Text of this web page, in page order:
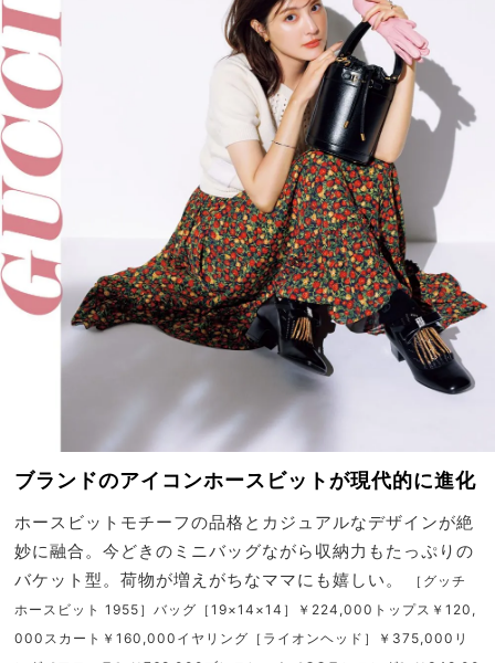
ブランドのアイコンホースビットが現代的に進化
ホースビットモチーフの品格とカジュアルなデザインが絶
妙に融合。今どきのミニバッグながら収納力もたっぷりの
バケット型。荷物が増えがちなママにも嬉しい。
［グッチ
ホースビット 1955］バッグ［19×14×14］￥224,000トップス￥120,
000スカート￥160,000イヤリング［ライオンヘッド］￥375,000リ